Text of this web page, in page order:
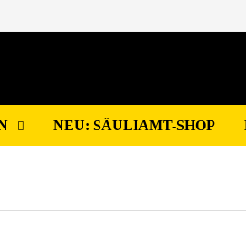
NEU: SÄULIAMT-SHOP